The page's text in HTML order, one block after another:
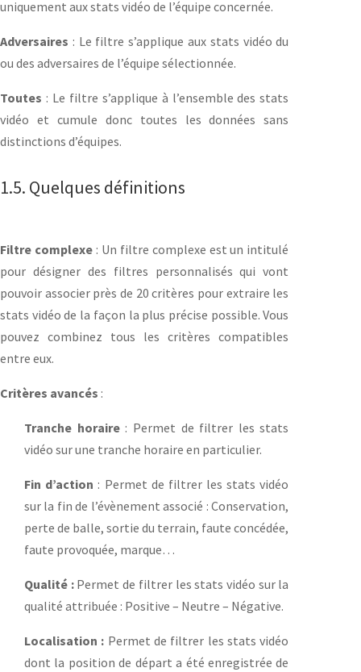
uniquement aux stats vidéo de l’équipe concernée.
Adversaires : Le filtre s’applique aux stats vidéo du
ou des adversaires de l’équipe sélectionnée.
Toutes : Le filtre s’applique à l’ensemble des stats
vidéo et cumule donc toutes les données sans
distinctions d’équipes.
1.5. Quelques définitions
Filtre complexe: Un filtre complexe est un intitulé
pour désigner des filtres personnalisés qui vont
pouvoir associer près de 20 critères pour extraire les
stats vidéo de la façon la plus précise possible. Vous
pouvez combinez tous les critères compatibles
entre eux.
Critères avancés :
Tranche horaire: Permet de filtrer les stats
vidéo sur une tranche horaire en particulier.
Fin d’action : Permet de filtrer les stats vidéo
sur la fin de l’évènement associé : Conservation,
perte de balle, sortie du terrain, faute concédée,
faute provoquée, marque…
Qualité : Permet de filtrer les stats vidéo sur la
qualité attribuée : Positive – Neutre – Négative.
Localisation : Permet de filtrer les stats vidéo
dont la position de départ a été enregistrée de